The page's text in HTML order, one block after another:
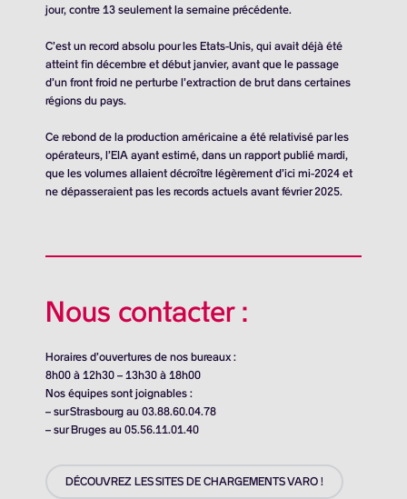
jour, contre 13 seulement la semaine précédente.
C’est un record absolu pour les Etats-Unis, qui avait déjà été
atteint fin décembre et début janvier, avant que le passage
d’un front froid ne perturbe l’extraction de brut dans certaines
régions du pays.
Ce rebond de la production américaine a été relativisé par les
opérateurs, l’EIA ayant estimé, dans un rapport publié mardi,
que les volumes allaient décroître légèrement d’ici mi-2024 et
ne dépasseraient pas les records actuels avant février 2025.
Nous contacter :
Horaires d’ouvertures de nos bureaux :
8h00 à 12h30 – 13h30 à 18h00
Nos équipes sont joignables :
– sur Strasbourg au 03.88.60.04.78
– sur Bruges au 05.56.11.01.40
DÉCOUVREZ LES SITES DE CHARGEMENTS VARO !